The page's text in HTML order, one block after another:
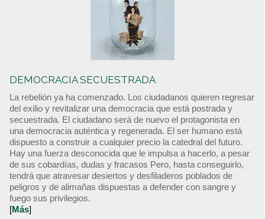
DEMOCRACIA SECUESTRADA
La rebelión ya ha comenzado. Los ciudadanos quieren regresar
del exilio y revitalizar una democracia que está postrada y
secuestrada. El ciudadano será de nuevo el protagonista en
una democracia auténtica y regenerada. El ser humano está
dispuesto a construir a cualquier precio la catedral del futuro.
Hay una fuerza desconocida que le impulsa a hacerlo, a pesar
de sus cobardías, dudas y fracasos Pero, hasta conseguirlo,
tendrá que atravesar desiertos y desfiladeros poblados de
peligros y de alimañas dispuestas a defender con sangre y
fuego sus privilegios.
[Más]